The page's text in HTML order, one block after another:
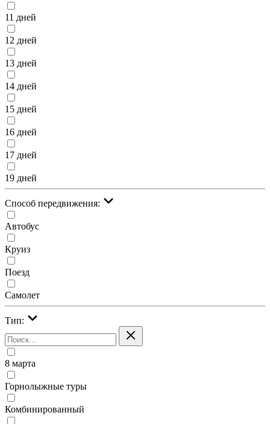
11 дней
12 дней
13 дней
14 дней
15 дней
16 дней
17 дней
19 дней
Cпособ передвижения:
Автобус
Круиз
Поезд
Самолет
Тип:
8 марта
Горнолыжные туры
Комбинированный